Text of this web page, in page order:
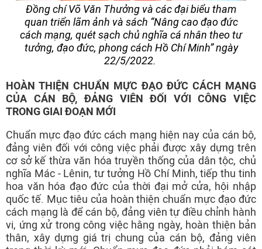
Đồng chí Võ Văn Thưởng và các đại biểu tham
quan triển lãm ảnh và sách “Nâng cao đạo đức
cách mạng, quét sạch chủ nghĩa cá nhân theo tư
tưởng, đạo đức, phong cách Hồ Chí Minh” ngày
22/5/2022.
HOÀN THIỆN CHUẨN MỰC ĐẠO ĐỨC CÁCH MẠNG
CỦA CÁN BỘ, ĐẢNG VIÊN ĐỐI VỚI CÔNG VIỆC
TRONG GIAI ĐOẠN MỚI
Chuẩn mực đạo đức cách mạng hiện nay của cán bộ,
đảng viên đối với công việc phải được xây dựng trên
cơ sở kế thừa văn hóa truyền thống của dân tộc, chủ
nghĩa Mác - Lênin, tư tưởng Hồ Chí Minh, tiếp thu tinh
hoa văn hóa đạo đức của thời đại mở cửa, hội nhập
quốc tế. Mục tiêu của hoàn thiện chuẩn mực đạo đức
cách mạng là để cán bộ, đảng viên tự điều chỉnh hành
vi, ứng xử trong công việc hằng ngày, hoàn thiện bản
thân, xây dựng giá trị chung của cán bộ, đảng viên